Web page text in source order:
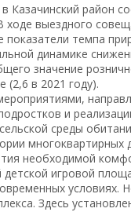
район
выездного
темпа
динамике
значение
(2,6 в 2021 году).
и
среды
необходимой
игровой
Здесь